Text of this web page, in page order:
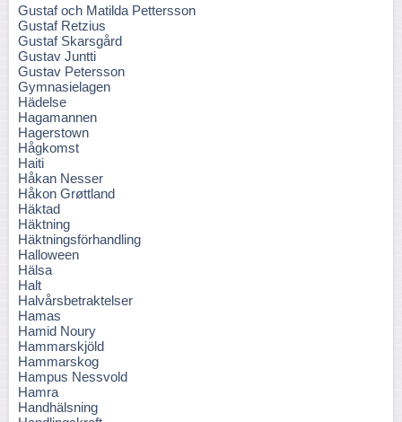
Gustaf och Matilda Pettersson
Gustaf Retzius
Gustaf Skarsgård
Gustav Juntti
Gustav Petersson
Gymnasielagen
Hädelse
Hagamannen
Hagerstown
Hågkomst
Haiti
Håkan Nesser
Håkon Grøttland
Häktad
Häktning
Häktningsförhandling
Halloween
Hälsa
Halt
Halvårsbetraktelser
Hamas
Hamid Noury
Hammarskjöld
Hammarskog
Hampus Nessvold
Hamra
Handhälsning